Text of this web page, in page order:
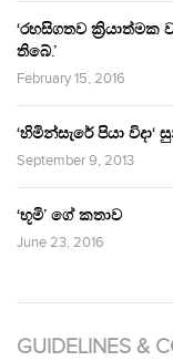
‘රහසිගතව ක්‍රියාත්මක
තිබේ.’
February 15, 2016
‘හිමින්සැරේ පියා විදා‘
September 9, 2013
‘භූමි’ ගේ කතාව
June 23, 2016
GUIDELINES &